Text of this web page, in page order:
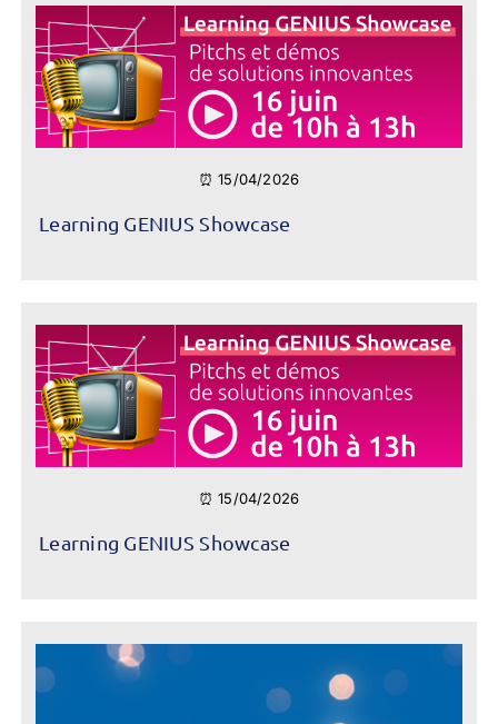
⏰ 15/04/2026
Learning GENIUS Showcase
⏰ 15/04/2026
Learning GENIUS Showcase